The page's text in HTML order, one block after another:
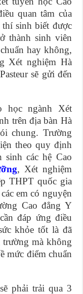
quan tâm của
sinh biết được
thành sinh viên
hay không,
Xét nghiệm Hà
sẽ gửi đến
học ngành Xét
trên địa bàn Hà
chung. Trường
theo quy định
các hệ Cao
, Xét nghiệm
THPT quốc gia
em có nguyện
Cao đẳng Y
đáp ứng điều
khỏe tốt là đã
trường mà không
mức điểm chuẩn
phải trải qua 3